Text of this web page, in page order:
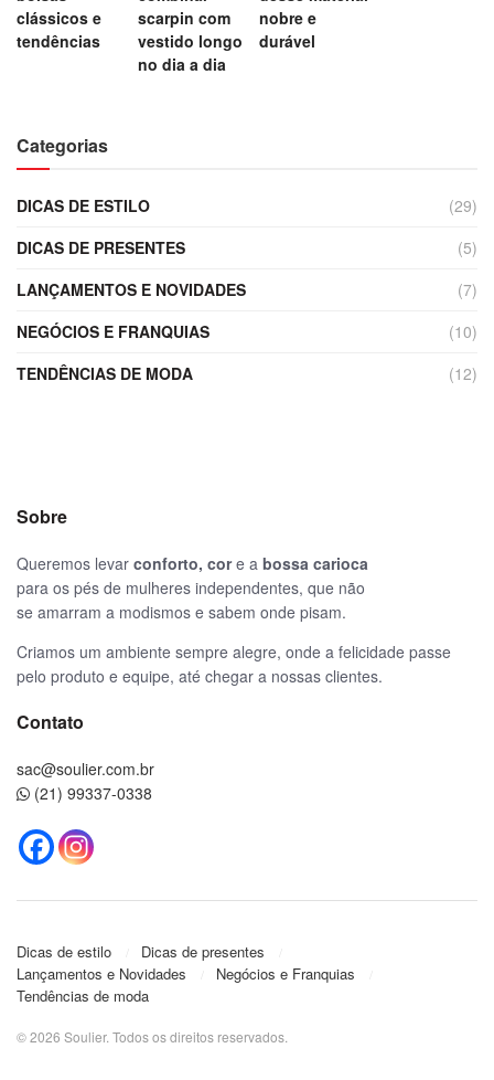
clássicos e
tendências
scarpin com
vestido longo
no dia a dia
nobre e
durável
Categorias
DICAS DE ESTILO
(29)
DICAS DE PRESENTES
(5)
LANÇAMENTOS E NOVIDADES
(7)
NEGÓCIOS E FRANQUIAS
(10)
TENDÊNCIAS DE MODA
(12)
Sobre
Queremos levar conforto, core a bossa carioca
para os pés de mulheres independentes, que não
se amarram a modismos e sabem onde pisam.
Criamos um ambiente sempre alegre, onde a felicidade passe
pelo produto e equipe, até chegar a nossas clientes.
Contato
sac@soulier.com.br
(21) 99337-0338
Dicas de estilo
Dicas de presentes
Lançamentos e Novidades
Negócios e Franquias
Tendências de moda
© 2026 Soulier. Todos os direitos reservados.